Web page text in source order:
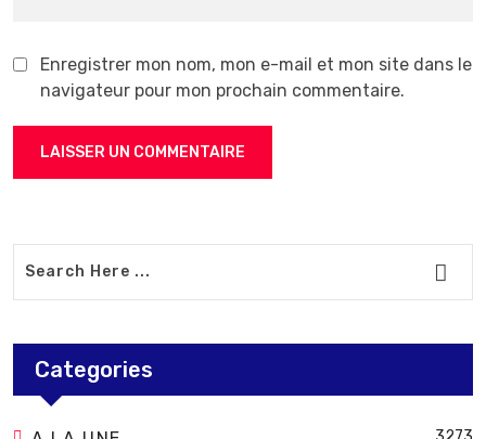
Enregistrer mon nom, mon e-mail et mon site dans le
navigateur pour mon prochain commentaire.
Categories